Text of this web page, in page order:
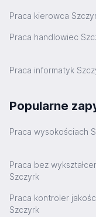
Praca kierowca
Praca handlowiec
Praca informatyk
Popularne
Praca wysokościach
Praca bez
Szczyrk
Praca kontroler
Szczyrk